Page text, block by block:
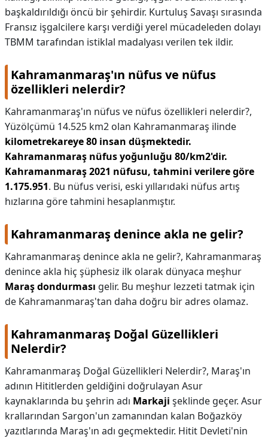
başkaldırıldığı öncü bir şehirdir. Kurtuluş Savaşı sırasında
Fransız işgalcilere karşı verdiği yerel mücadeleden dolayı
TBMM tarafından istiklal madalyası verilen tek ildir.
Kahramanmaraş'ın nüfus ve nüfus
özellikleri nelerdir?
Kahramanmaraş'ın nüfus ve nüfus özellikleri nelerdir?,
Yüzölçümü 14.525 km2 olan Kahramanmaraş ilinde
kilometrekareye 80 insan düşmektedir.
Kahramanmaraş nüfus yoğunluğu 80/km2'dir.
Kahramanmaraş 2021 nüfusu, tahmini verilere göre
1.175.951. Bu nüfus verisi, eski yıllarıdaki nüfus artış
hızlarına göre tahmini hesaplanmıştır.
Kahramanmaraş denince akla ne gelir?
Kahramanmaraş denince akla ne gelir?, Kahramanmaraş
denince akla hiç şüphesiz ilk olarak dünyaca meşhur
Maraş dondurması gelir. Bu meşhur lezzeti tatmak için
de Kahramanmaraş'tan daha doğru bir adres olamaz.
Kahramanmaraş Doğal Güzellikleri
Nelerdir?
Kahramanmaraş Doğal Güzellikleri Nelerdir?, Maraş'ın
adının Hititlerden geldiğini doğrulayan Asur
kaynaklarında bu şehrin adı Markaji şeklinde geçer. Asur
krallarından Sargon'un zamanından kalan Boğazköy
yazıtlarında Maraş'ın adı geçmektedir. Hitit Devleti'nin